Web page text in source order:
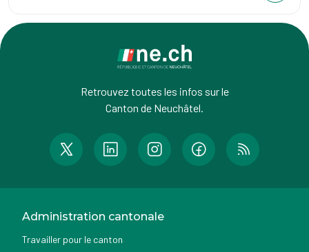
Retrouvez toutes les infos sur le
Canton de Neuchâtel.
Administration cantonale
Travailler pour le canton